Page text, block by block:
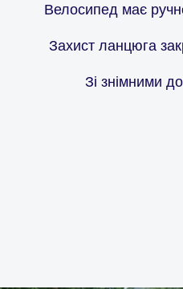
Велосипед має
Захист ланцюга
Зі знімними